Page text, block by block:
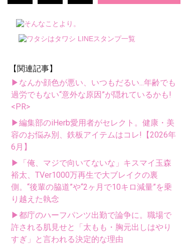
【関連記事】
▶なんか顔色が悪い、いつもだるい...年齢でも
過労でもない“意外な原因”が隠れているかも!
<PR>
▶編集部のiHerb愛用者がセレクト。健康・美
容のお悩み別、鉄板アイテムはコレ!【2026年
6月】
▶「俺、マジで向いてないな」キスマイ玉森
裕太、TVer1000万再生で大ブレイクの裏
側。“後輩の脇道”や“2ヶ月で10キロ減量”を乗
り越えた執念
▶都庁のハーフパンツ出勤で論争に。職場で
許される肌見せと「太もも・胸元出しはやり
すぎ」と言われる決定的な理由